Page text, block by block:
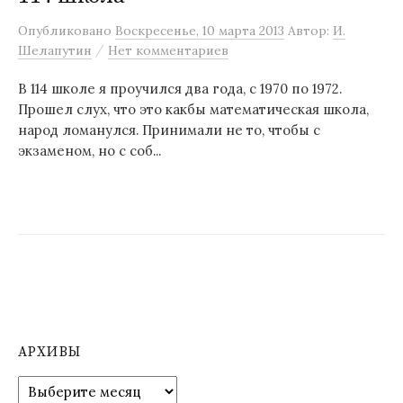
м
у
Опубликовано Воскресенье, 10 марта 2013 Автор: И.
Шелапутин / Нет комментариев
В 114 школе я проучился два года, с 1970 по 1972.
Прошел слух, что это какбы математическая школа,
народ ломанулся. Принимали не то, чтобы с
экзаменом, но с соб...
АРХИВЫ